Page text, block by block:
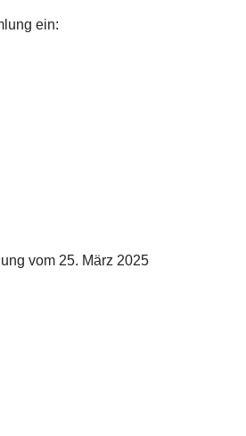
ein:
vom 25. März 2025